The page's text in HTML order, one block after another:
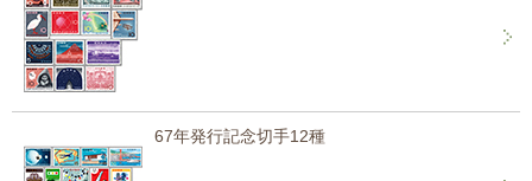
67年発行記念切手12種